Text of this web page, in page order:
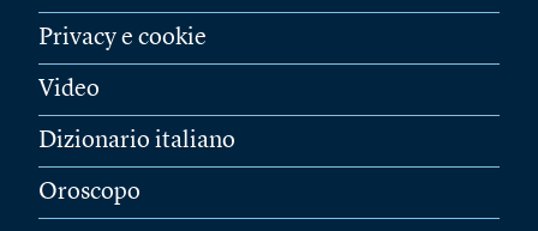
Privacy e cookie
Video
Dizionario italiano
Oroscopo